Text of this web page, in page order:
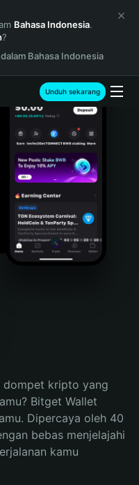
Bahasa Indonesia.
?
Bahasa Indonesia
Unduh sekarang
dompet kripto yang
Bitget Wallet
Dipercaya oleh 40
bebas menjelajahi
kamu